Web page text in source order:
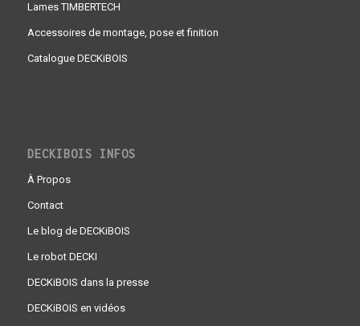
Lames TIMBERTECH
Accessoires de montage, pose et finition
Catalogue DECKiBOIS
DECKIBOIS INFOS
À Propos
Contact
Le blog de DECKiBOIS
Le robot DECKI
DECKiBOIS dans la presse
DECKiBOIS en vidéos